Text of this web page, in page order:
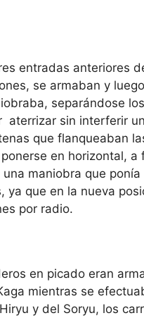
entradas anteriores
se armaban y
separándose
aterrizar sin interferir
que flanqueaban
en horizontal, a
maniobra que
que en la nueva
por radio.
en picado eran
mientras se
y del Soryu, los